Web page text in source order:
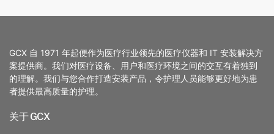
GCX 自 1971 年起便作为医疗行业领先的医疗仪器和 IT 安装解决方
案提供商。我们对医疗设备、用户和医疗环境之间的交互有着独到
的理解。我们与您合作打造安装产品，令护理人员能够更好地为患
者提供最高质量的护理。
关于 GCX